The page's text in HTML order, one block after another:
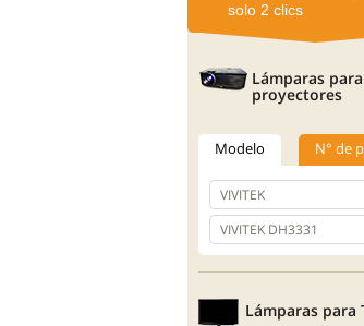
solo 2 clics
Lámparas para
proyectores
Modelo N° de
Lámparas para